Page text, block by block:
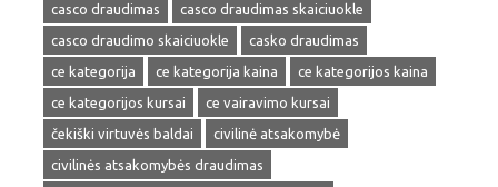
casco draudimas
casco draudimas skaiciuokle
casco draudimo skaiciuokle
casko draudimas
ce kategorija
ce kategorija kaina
ce kategorijos kaina
ce kategorijos kursai
ce vairavimo kursai
čekiški virtuvės baldai
civilinė atsakomybė
civilinės atsakomybės draudimas